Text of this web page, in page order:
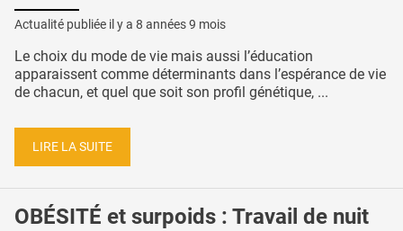
Actualité publiée il y a 8 années 9 mois
Le choix du mode de vie mais aussi l’éducation
apparaissent comme déterminants dans l’espérance de vie
de chacun, et quel que soit son profil génétique, ...
LIRE LA SUITE
OBÉSITÉ et surpoids : Travail de nuit